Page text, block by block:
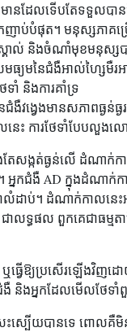
ត៌មានដែលទើបតែទទួលប
ាប់បំផុត។ មនុស្សភាគច្
ស្គាល់ និងចំណាំមុខមនុស្ស
ធ្យមនៃជំងឺអាល់ហ្សៃមឺរ
ទាំ និងការគាំទ្រ
ជំងឺវង្វេងមានសភាពធ្ង
េះ ការថែទាំបែបលួង
ងតែសង្កត់ធ្ងន់លើ ដំណា
អ្នកជំងឺ AD ក្នុងដំណា
ដាប់។ ដំណាក់កាលនេះ
ទ្ធផល ពួកគេជាធម្មតា
ឬធ្វើឱ្យប្រសើរឡើងវិញ
និងអ្នកដែលមើលថែទាំ
ស្បើយបានទេ ពោលគឺមិ